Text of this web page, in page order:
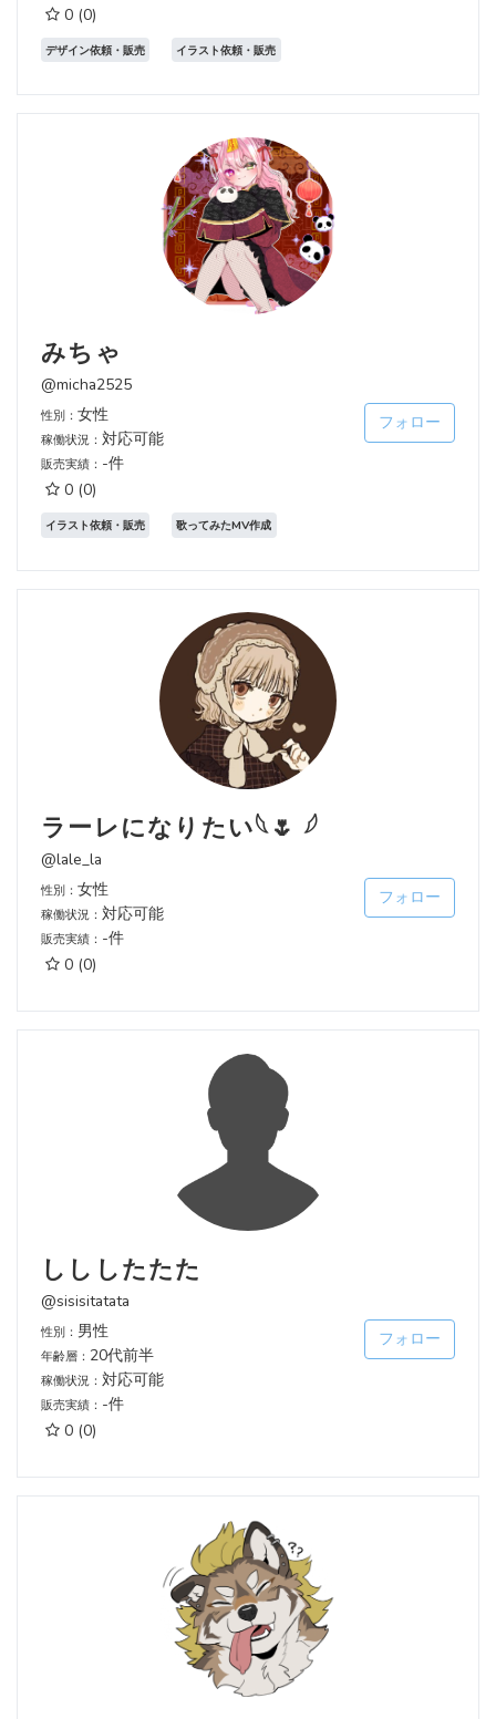
0 (0)
デザイン依頼・販売 イラスト依頼・販売
みちゃ
@micha2525
性別： 女性
稼働状況： 対応可能
販売実績： -件
0 (0)
フォロー
イラスト依頼・販売 歌ってみたMV作成
ラーレになりたい𓆩🌷 𓆪
@lale_la
性別： 女性
稼働状況： 対応可能
販売実績： -件
0 (0)
フォロー
しししたたた
@sisisitatata
性別： 男性
年齢層： 20代前半
稼働状況： 対応可能
販売実績： -件
0 (0)
フォロー